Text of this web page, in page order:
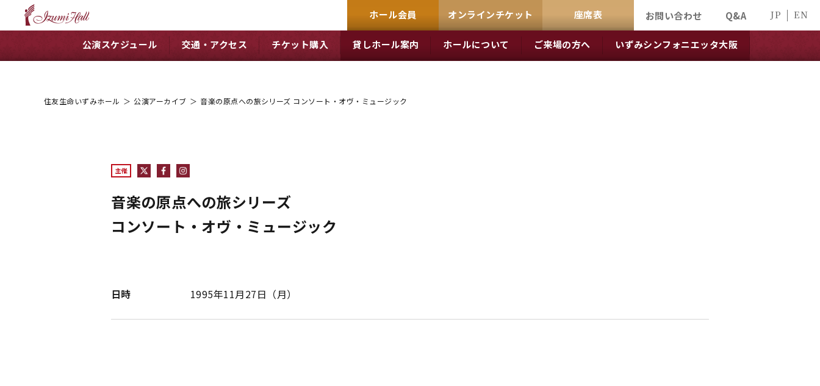
ホール会員 オンラインチケット 座席表 お問い合わせ Q&A JP EN
公演スケジュール 交通・アクセス チケット購入 貸しホール案内 ホールについて ご来場の方へ いずみシンフォニエッタ大阪
住友生命いずみホール ＞ 公演アーカイブ ＞ 音楽の原点への旅シリーズ コンソート・オヴ・ミュージック
主催
音楽の原点への旅シリーズ
コンソート・オヴ・ミュージック
日時 1995年11月27日（月）